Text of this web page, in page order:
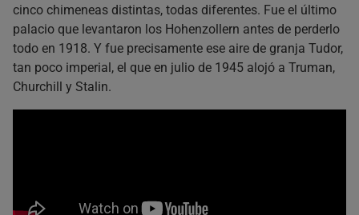
cinco chimeneas distintas, todas diferentes. Fue el último
palacio que levantaron los Hohenzollern antes de perderlo
todo en 1918. Y fue precisamente ese aire de granja Tudor,
tan poco imperial, el que en julio de 1945 alojó a Truman,
Churchill y Stalin.